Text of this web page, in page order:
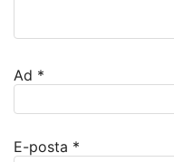
Ad *
E-posta *